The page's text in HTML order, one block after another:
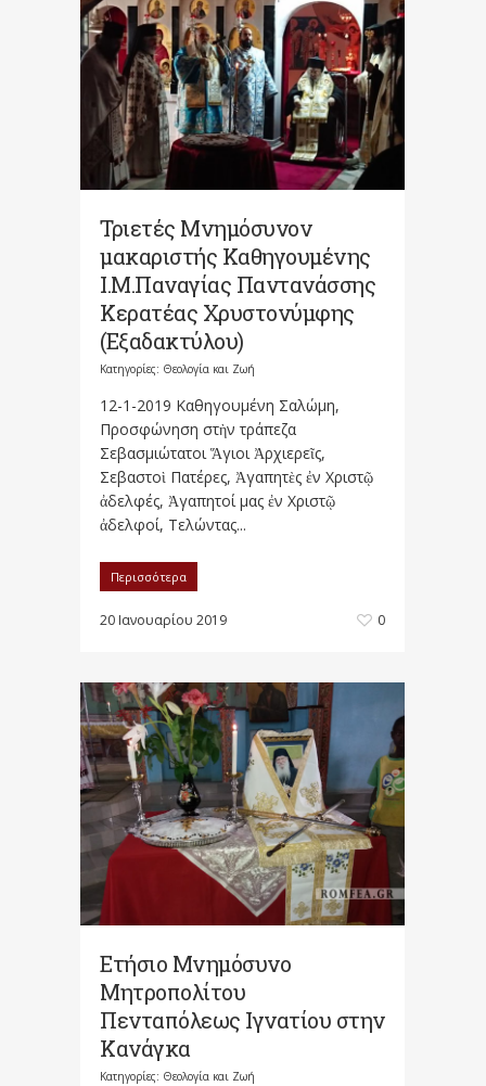
Τριετές Μνημόσυνον
μακαριστής Καθηγουμένης
Ι.Μ.Παναγίας Παντανάσσης
Κερατέας Χρυστονύμφης
(Εξαδακτύλου)
Κατηγορίες: Θεολογία και Ζωή
12-1-2019 Καθηγουμένη Σαλώμη,
Προσφώνηση στὴν τράπεζα
Σεβασμιώτατοι Ἅγιοι Ἀρχιερεῖς,
Σεβαστοὶ Πατέρες, Ἀγαπητὲς ἐν Χριστῷ
ἀδελφές, Ἀγαπητοί μας ἐν Χριστῷ
ἀδελφοί, Τελώντας...
Περισσότερα
20 Ιανουαρίου 2019 0
Ετήσιο Μνημόσυνο
Μητροπολίτου
Πενταπόλεως Ιγνατίου στην
Κανάγκα
Κατηγορίες: Θεολογία και Ζωή